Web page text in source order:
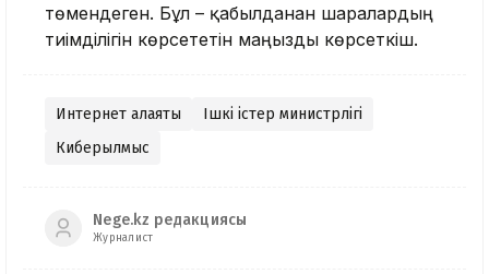
төмендеген. Бұл – қабылданған шаралардың
тиімділігін көрсететін маңызды көрсеткіш.
Интернет алаяқтық
Ішкі істер министрлігі
Киберқылмыс
Nege.kz редакциясы
Журналист